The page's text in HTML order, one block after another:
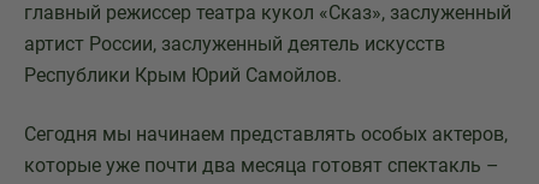
главный режиссер театра кукол «Сказ», заслуженный
артист России, заслуженный деятель искусств
Республики Крым Юрий Самойлов.
Сегодня мы начинаем представлять особых актеров,
которые уже почти два месяца готовят спектакль –